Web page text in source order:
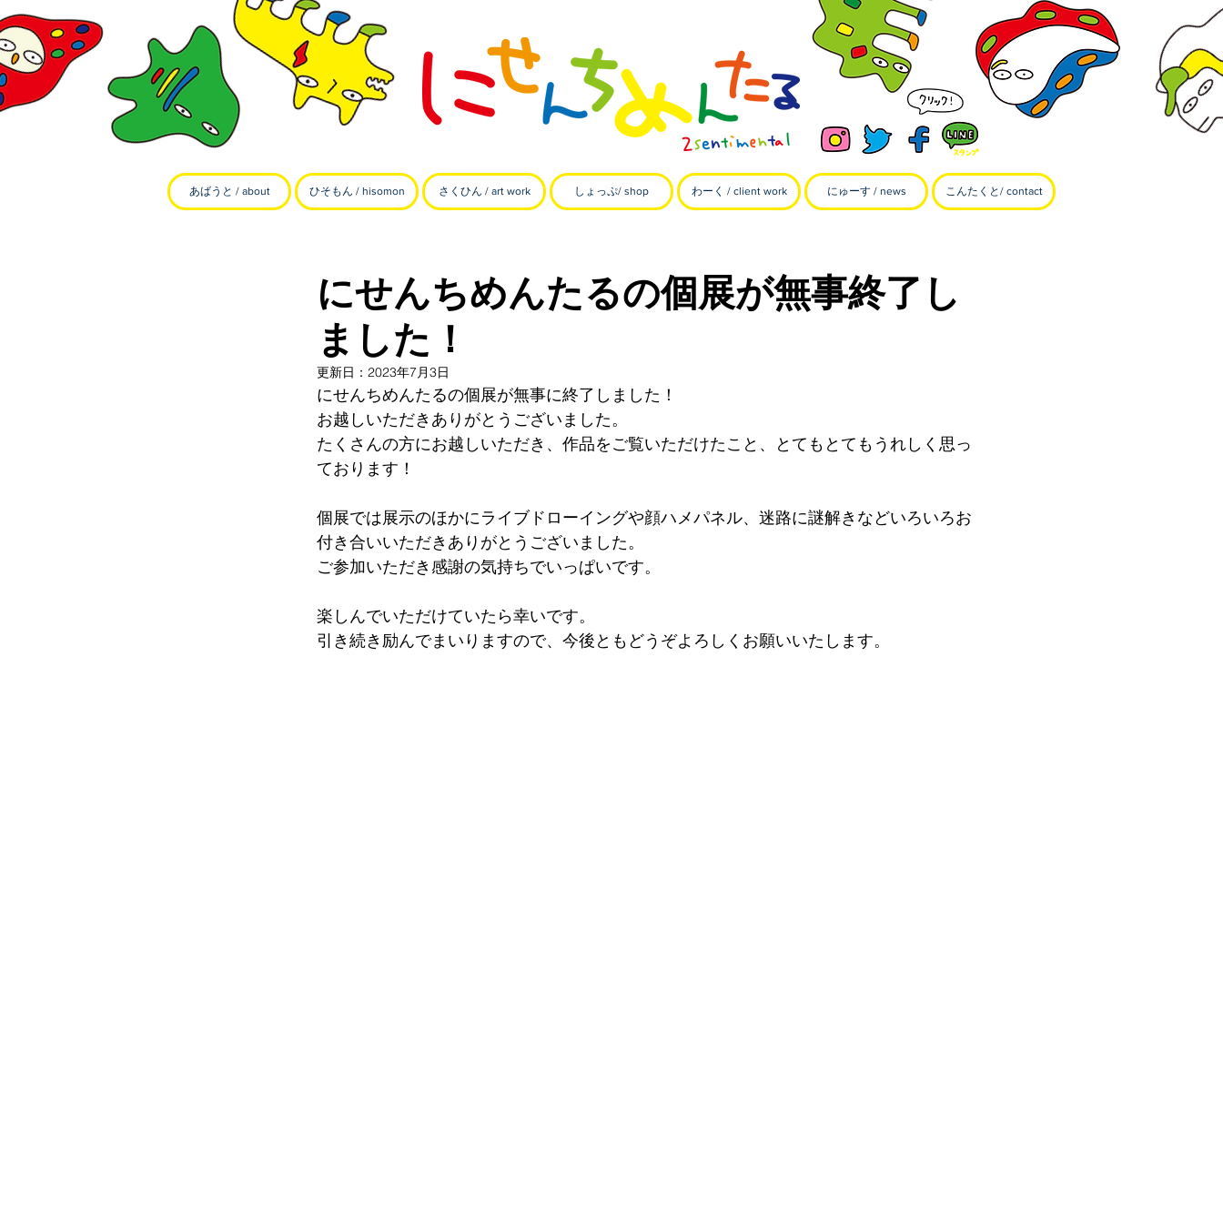
あばうと / about ひそもん / hisomon さくひん / art work しょっぷ/ shop わーく / client work にゅーす / news こんたくと/ contact
にせんちめんたるの個展が無事終了し
ました！
更新日： 2023年7月3日
にせんちめんたるの個展が無事に終了しました！
お越しいただきありがとうございました。
たくさんの方にお越しいただき、作品をご覧いただけたこと、とてもとてもうれしく思っ
ております！
個展では展示のほかにライブドローイングや顔ハメパネル、迷路に謎解きなどいろいろお
付き合いいただきありがとうございました。
ご参加いただき感謝の気持ちでいっぱいです。
楽しんでいただけていたら幸いです。
引き続き励んでまいりますので、今後ともどうぞよろしくお願いいたします。